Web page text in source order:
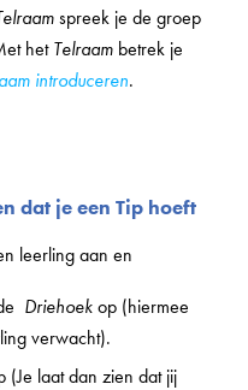
spreek je de groep
hetTelraambetrek je
introduceren.
dat je een Tip hoeft
leerling aan en
Driehoekop (hiermee
verwacht).
laat dan zien dat jij